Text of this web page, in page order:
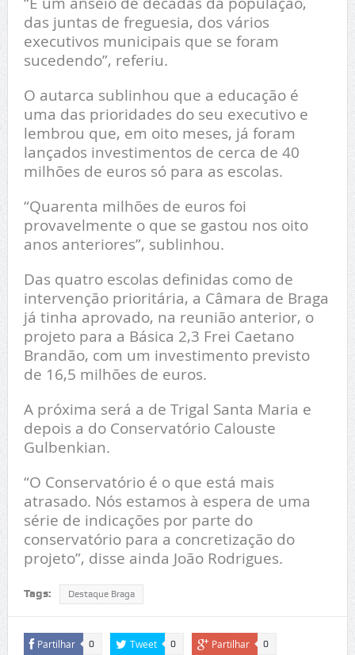
das juntas de freguesia, dos vários
executivos municipais que se foram
sucedendo”, referiu.
O autarca sublinhou que a educação é
uma das prioridades do seu executivo e
lembrou que, em oito meses, já foram
lançados investimentos de cerca de 40
milhões de euros só para as escolas.
“Quarenta milhões de euros foi
provavelmente o que se gastou nos oito
anos anteriores”, sublinhou.
Das quatro escolas definidas como de
intervenção prioritária, a Câmara de Braga
já tinha aprovado, na reunião anterior, o
projeto para a Básica 2,3 Frei Caetano
Brandão, com um investimento previsto
de 16,5 milhões de euros.
A próxima será a de Trigal Santa Maria e
depois a do Conservatório Calouste
Gulbenkian.
“O Conservatório é o que está mais
atrasado. Nós estamos à espera de uma
série de indicações por parte do
conservatório para a concretização do
projeto”, disse ainda João Rodrigues.
Tags: Destaque Braga
Partilhar 0 Tweet 0 Partilhar 0